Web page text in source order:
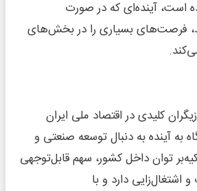
است، آینده‌ای که در صورت
فرصت‌های بسیاری را در بخش‌های
کلیدی در اقتصاد ملی ایران
به آینده به دنبال توسعه صنعتی و
توان داخل کشور، سهم قابل‌توجهی
دارد و با